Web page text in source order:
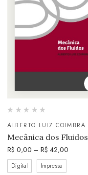
ALBERTO LUIZ COIMBRA
Mecânica dos Fluidos
R$ 0,00 – R$ 42,00
Digital Impressa